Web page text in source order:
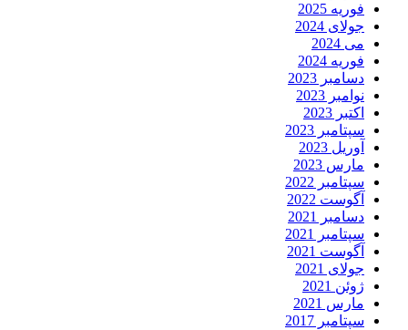
فوریه 2025
جولای 2024
می 2024
فوریه 2024
دسامبر 2023
نوامبر 2023
اکتبر 2023
سپتامبر 2023
آوریل 2023
مارس 2023
سپتامبر 2022
آگوست 2022
دسامبر 2021
سپتامبر 2021
آگوست 2021
جولای 2021
ژوئن 2021
مارس 2021
سپتامبر 2017